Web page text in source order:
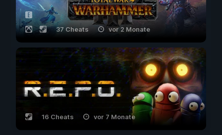
37 Cheats vor 2 Monate
16 Cheats vor 7 Monate